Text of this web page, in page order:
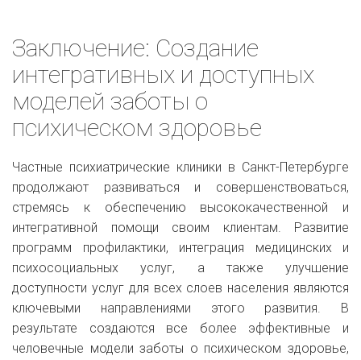
Заключение: Создание
интегративных и доступных
моделей заботы о
психическом здоровье
Частные психиатрические клиники в Санкт-Петербурге
продолжают развиваться и совершенствоваться,
стремясь к обеспечению высококачественной и
интегративной помощи своим клиентам. Развитие
программ профилактики, интеграция медицинских и
психосоциальных услуг, а также улучшение
доступности услуг для всех слоев населения являются
ключевыми направлениями этого развития. В
результате создаются все более эффективные и
человечные модели заботы о психическом здоровье,